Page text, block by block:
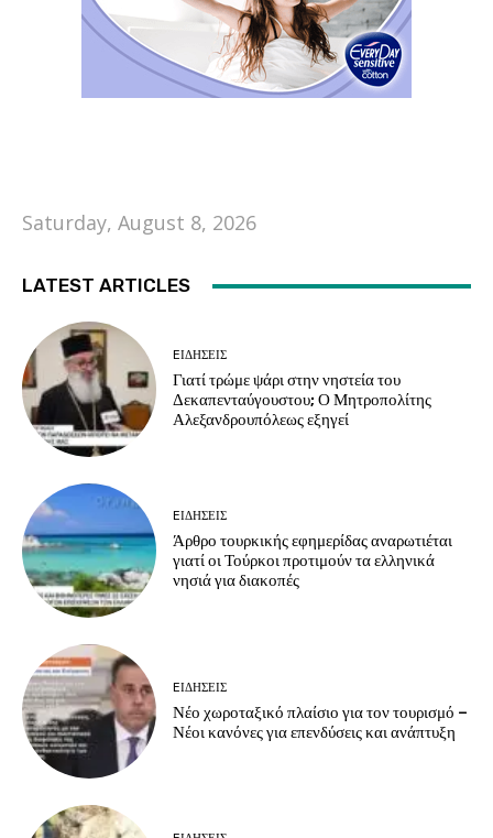
Saturday, August 8, 2026
LATEST ARTICLES
EΙΔΗΣΕΙΣ
Γιατί τρώμε ψάρι στην νηστεία του
Δεκαπενταύγουστου; Ο Μητροπολίτης
Αλεξανδρουπόλεως εξηγεί
EΙΔΗΣΕΙΣ
Άρθρο τουρκικής εφημερίδας αναρωτιέται
γιατί οι Τούρκοι προτιμούν τα ελληνικά
νησιά για διακοπές
EΙΔΗΣΕΙΣ
Νέο χωροταξικό πλαίσιο για τον τουρισμό –
Νέοι κανόνες για επενδύσεις και ανάπτυξη